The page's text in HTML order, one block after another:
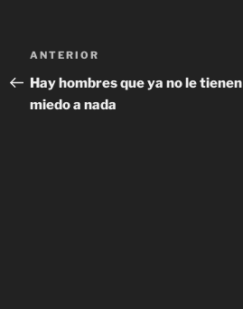
Navegación
de
entradas
Entrada
anterior:
ANTERIOR
Hay hombres que ya no le tienen
miedo a nada